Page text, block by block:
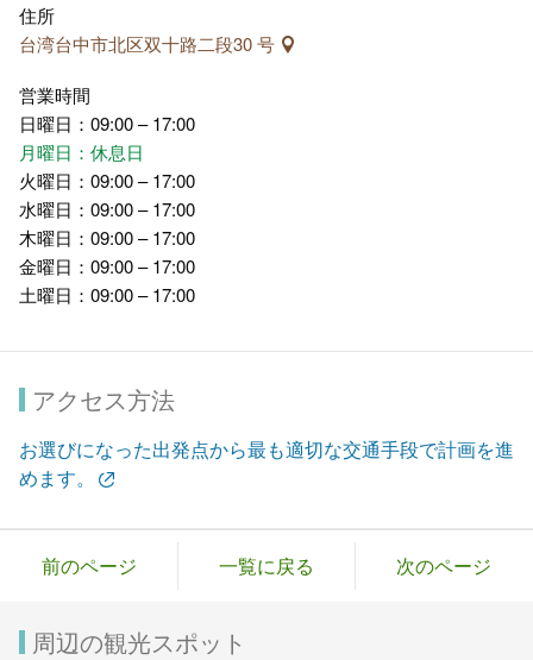
住所
台湾台中市北区双十路二段30 号
営業時間
日曜日：09:00 – 17:00
月曜日：休息日
火曜日：09:00 – 17:00
水曜日：09:00 – 17:00
木曜日：09:00 – 17:00
金曜日：09:00 – 17:00
土曜日：09:00 – 17:00
アクセス方法
お選びになった出発点から最も適切な交通手段で計画を進
めます。
前のページ 一覧に戻る 次のページ
周辺の観光スポット